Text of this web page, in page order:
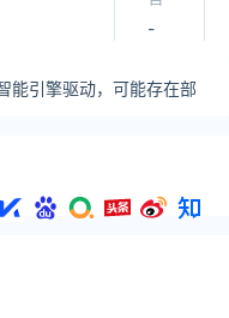
-
能引擎驱动，可能存在部